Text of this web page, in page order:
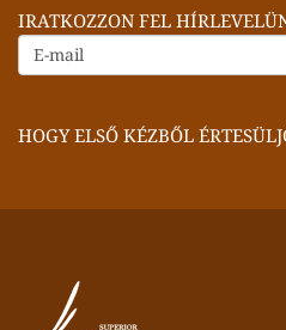
IRATKOZZON FEL
HOGY ELSŐ KÉZBŐL